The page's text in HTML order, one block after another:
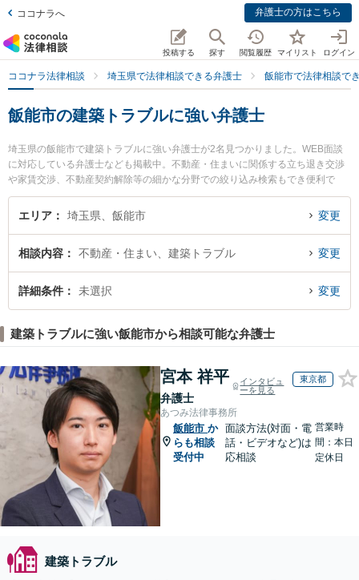
ココナラへ 弁護士の方はこちら
投稿する 探す 閲覧履歴 マイリスト ログイン
ココナラ法律相談 埼玉県で法律相談できる弁護士 飯能市で法律相談で
飯能市の建築トラブルに強い弁護士
埼玉県の飯能市で建築トラブルに強い弁護士が2名見つかりました。WEB面談
に対応している弁護士なども掲載中。不動産・住まいに関係する立ち退き交渉
や家賃交渉、不動産契約解除等の細かな分野での絞り込み検索もでき便利で
す。特にこだまや法律事務所 飯能事務所の本間 由也弁護士やこだまや法律事務
所 飯能事務所の黒見 恵弁護士のプロフィール情報や弁護士費用、強みなどが注
くの弁護士を検索したい』『初回相談無料で建築トラブルを法律相談できる飯
能市内の弁護士に相談予約したい』などでお困りの相談者さんにおすすめで
す。
エリア 埼玉県、飯能市 変更
相談内容 不動産・住まい、建築トラブル 変更
詳細条件 未選択 変更
建築トラブルに強い飯能市から相談可能な弁護士
宮本 祥平
弁護士
インタビュ
ーを見る
東京都
あつみ法律事務所
飯能市 か
らも相談
受付中
面談方法(対面・電
話・ビデオなど)は
応相談
営業時
間：本日
定休日
建築トラブル